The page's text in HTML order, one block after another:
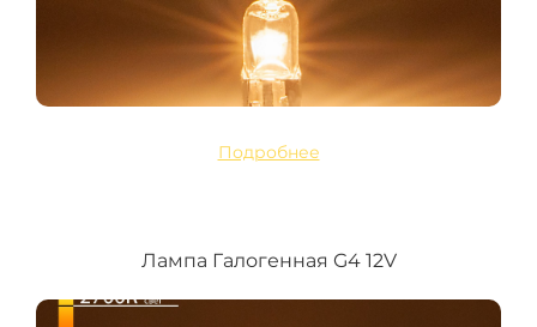
Подробнее
Лампа Галогенная G4 12V